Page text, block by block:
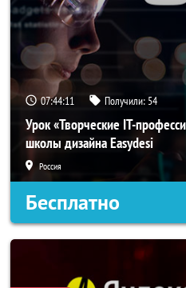
07:44:10 Получили: 54
Урок «Творческие IT-
школы дизайна Easydesi
Россия
Бесплатно